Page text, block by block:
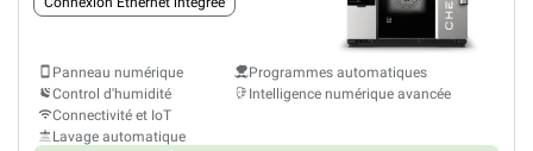
Panneau numérique
Control d'humidité
Connectivité et IoT
Lavage automatique
Programmes automatiques
Intelligence numérique avancée